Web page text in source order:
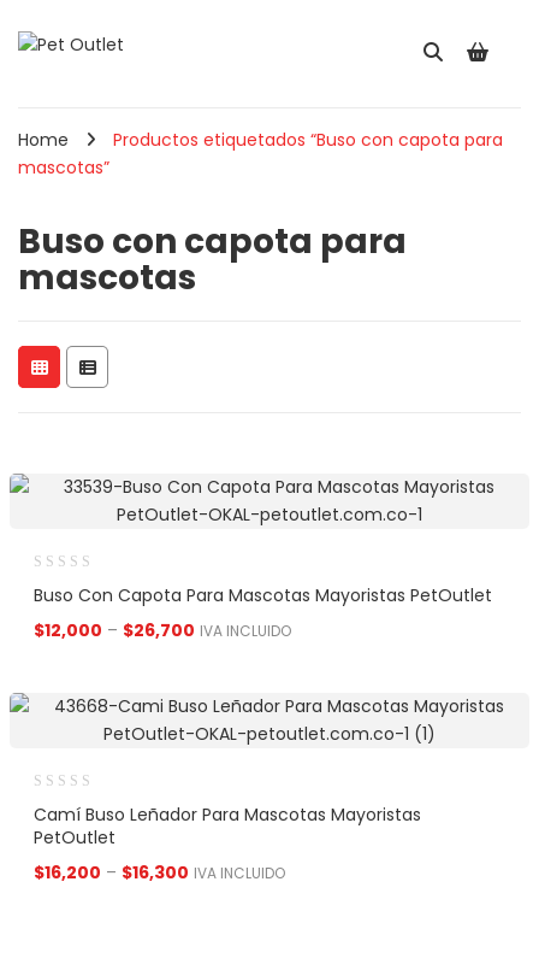
Home
Productos etiquetados “Buso con capota para
mascotas”
Buso con capota para
mascotas
Buso Con Capota Para Mascotas Mayoristas PetOutlet
$12,000 – $26,700 IVA INCLUIDO
Camí Buso Leñador Para Mascotas Mayoristas
PetOutlet
$16,200 – $16,300 IVA INCLUIDO